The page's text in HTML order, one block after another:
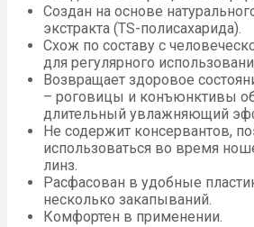
Создан на основе
экстракта (TS-полисахарида).
Схож по составу с
для регулярного
Возвращает здоровое
– роговицы и конъюнктивы
длительный увлажняющий
Не содержит консервантов,
использоваться во время
линз.
Расфасован в удобные
несколько закапываний.
Комфортен в применении.